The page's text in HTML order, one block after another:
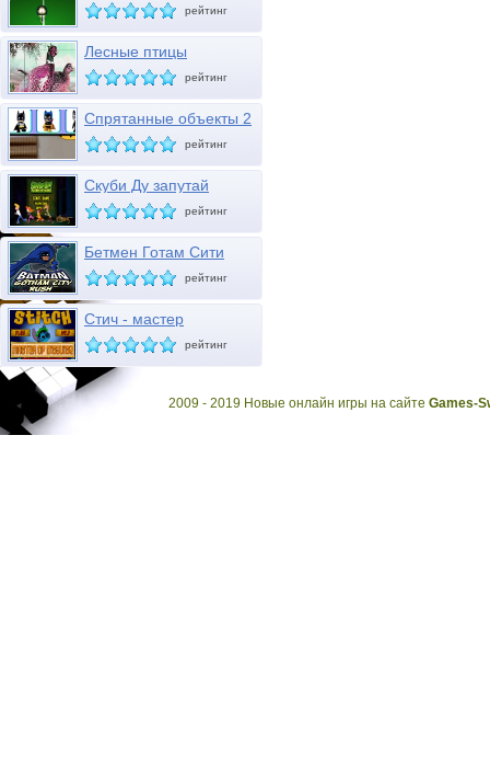
рейтинг
Лесные птицы
рейтинг
Спрятанные объекты 2
рейтинг
Скуби Ду запутай
привидение
рейтинг
Бетмен Готам Сити
рейтинг
Стич - мастер
маскировки
рейтинг
2009 - 2019 Новые онлайн игры на сайте Games-